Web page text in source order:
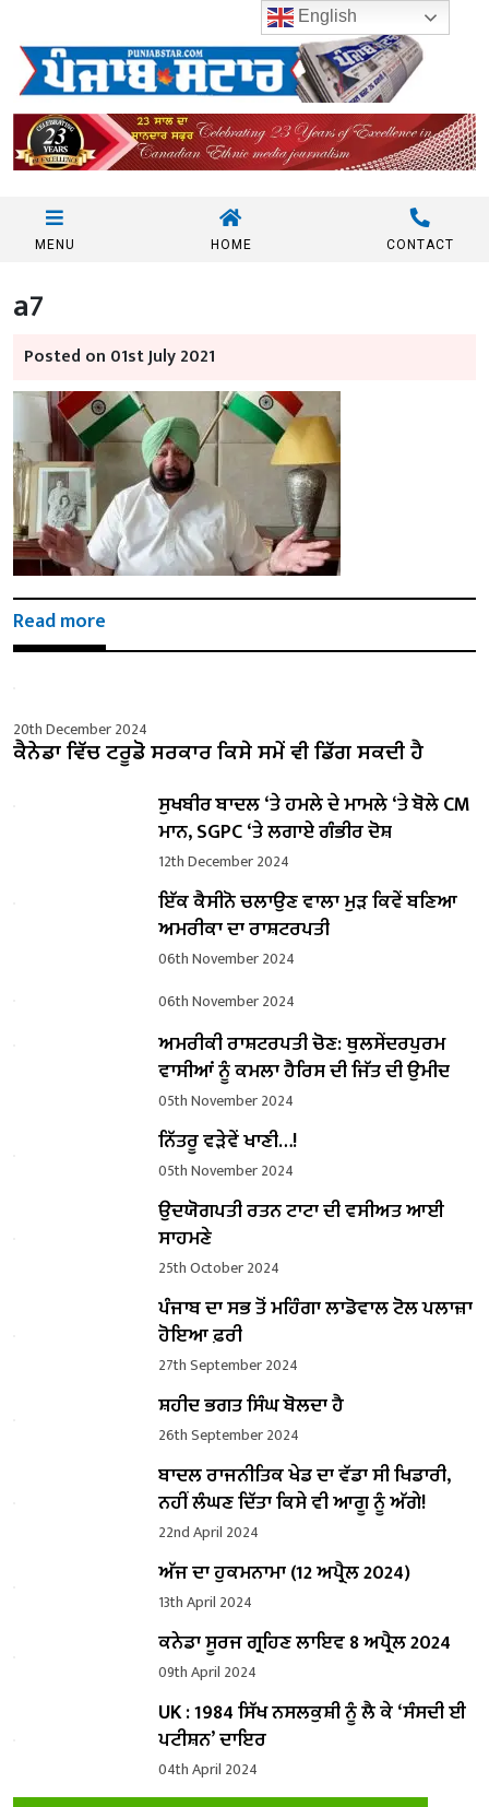
MENU HOME CONTACT
a7
Posted on 01st July 2021
Read more
20th December 2024
ਕੈਨੇਡਾ ਵਿੱਚ ਟਰੂਡੋ ਸਰਕਾਰ ਕਿਸੇ ਸਮੇਂ ਵੀ ਡਿੱਗ ਸਕਦੀ ਹੈ
ਸੁਖਬੀਰ ਬਾਦਲ ‘ਤੇ ਹਮਲੇ ਦੇ ਮਾਮਲੇ ‘ਤੇ ਬੋਲੇ ​​CM
ਮਾਨ, SGPC ‘ਤੇ ਲਗਾਏ ਗੰਭੀਰ ਦੋਸ਼
12th December 2024
ਇੱਕ ਕੈਸੀਨੋ ਚਲਾਉਣ ਵਾਲਾ ਮੁੜ ਕਿਵੇਂ ਬਣਿਆ
ਅਮਰੀਕਾ ਦਾ ਰਾਸ਼ਟਰਪਤੀ
06th November 2024
06th November 2024
ਅਮਰੀਕੀ ਰਾਸ਼ਟਰਪਤੀ ਚੋਣ: ਥੁਲਸੇਂਦਰਪੁਰਮ
ਵਾਸੀਆਂ ਨੂੰ ਕਮਲਾ ਹੈਰਿਸ ਦੀ ਜਿੱਤ ਦੀ ਉਮੀਦ
05th November 2024
ਨਿੱਤਰੂ ਵੜੇਵੇਂ ਖਾਣੀ…!
05th November 2024
ਉਦਯੋਗਪਤੀ ਰਤਨ ਟਾਟਾ ਦੀ ਵਸੀਅਤ ਆਈ
ਸਾਹਮਣੇ
25th October 2024
ਪੰਜਾਬ ਦਾ ਸਭ ਤੋਂ ਮਹਿੰਗਾ ਲਾਡੋਵਾਲ ਟੋਲ ਪਲਾਜ਼ਾ
ਹੋਇਆ ਫ਼ਰੀ
27th September 2024
ਸ਼ਹੀਦ ਭਗਤ ਸਿੰਘ ਬੋਲਦਾ ਹੈ
26th September 2024
ਬਾਦਲ ਰਾਜਨੀਤਿਕ ਖੇਡ ਦਾ ਵੱਡਾ ਸੀ ਖਿਡਾਰੀ,
ਨਹੀਂ ਲੰਘਣ ਦਿੱਤਾ ਕਿਸੇ ਵੀ ਆਗੂ ਨੂੰ ਅੱਗੇ!
22nd April 2024
ਅੱਜ ਦਾ ਹੁਕਮਨਾਮਾ (12 ਅਪ੍ਰੈਲ 2024)
13th April 2024
ਕਨੇਡਾ ਸੂਰਜ ਗ੍ਰਹਿਣ ਲਾਇਵ 8 ਅਪ੍ਰੈਲ 2024
09th April 2024
UK : 1984 ਸਿੱਖ ਨਸਲਕੁਸ਼ੀ ਨੂੰ ਲੈ ਕੇ ‘ਸੰਸਦੀ ਈ
ਪਟੀਸ਼ਨ’ ਦਾਇਰ
04th April 2024
English